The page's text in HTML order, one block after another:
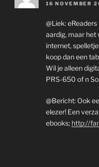
16 NOVEMBER
@Liek:
aardig, maar het
internet,
koop dan een
Wil je alleen
PRS-650 of n
@Bericht: Ook
elezer! Een
ebooks; http://